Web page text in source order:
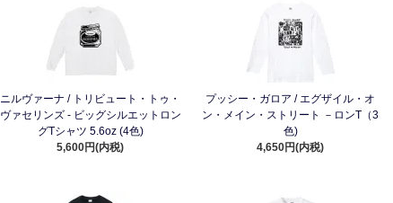
ニルヴァーナ / トリビュート・トゥ・
ヴァセリンズ - ビッグシルエットロン
グTシャツ 5.6oz (4色)
5,600円(内税)
プッシー・ガロア / エグザイル・オ
ン・メイン・ストリート －ロンT（3
色)
4,650円(内税)